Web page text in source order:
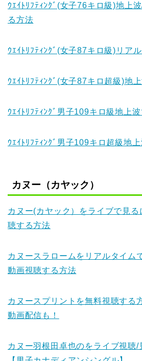
ｳｴｲﾄﾘﾌﾃｨﾝｸﾞ(女子76キロ級)地上
る方法
ｳｴｲﾄﾘﾌﾃｨﾝｸﾞ(女子87キロ級)リア
ｳｴｲﾄﾘﾌﾃｨﾝｸﾞ(女子87キロ超級)地
ｳｴｲﾄﾘﾌﾃｨﾝｸﾞ男子109キロ級地上
ｳｴｲﾄﾘﾌﾃｨﾝｸﾞ男子109キロ超級地
カヌー（カヤック）
カヌー(カヤック）をライブで見る
聴する方法
カヌースラロームをリアルタイム
動画視聴する方法
カヌースプリントを無料視聴する
動画配信も！
カヌー羽根田卓也のをライブ視聴/